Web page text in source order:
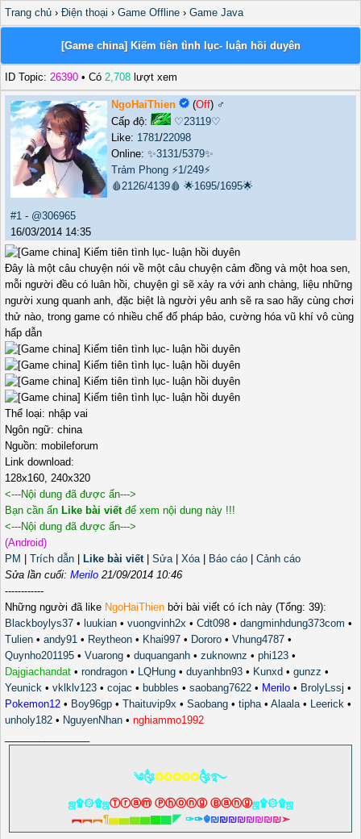
Trang chủ › Điện thoại › Game Offline › Game Java
[Game china] Kiếm tiên tình lục- luận hồi duyên
ID Topic: 26390 • Có 2,708 lượt xem
NgoHaiThien (Off) ♂️
Cấp độ:
♡23119♡
Like: 1781/22098
Online: ✨3131/5379✨
Trảm Phong ⚡1/249⚡
🩸2126/4139🩸 🌟1695/1695🌟
#1 - @306965
16/03/2014 14:35
Đây là một câu chuyện nói về một câu chuyện cảm đồng và một hoa sen,
mỗi người đều có luân hồi, chuyện gì sẽ xảy ra với anh chàng, liệu những
người xung quanh anh, đặc biệt là người yêu anh sẽ ra sao hãy cùng chơi
thử nào, trong game có nhiều chế đố pháp bảo, cường hóa vũ khí vô cùng
hấp dẫn
Thể loại: nhập vai
Ngôn ngữ: china
Nguồn: mobileforum
Link download:
128x160, 240x320
<---Nội dung đã được ẩn--->
Bạn cần ấn Like bài viếtđể xem nội dung này !!!
<---Nội dung đã được ẩn--->
(Android)
PM
Trích dẫn Like bài viết| Sửa| Xóa| Báo cáo
Cảnh cáo
Sửa lần cuối: Merilo 21/09/2014 10:46
------------
Những người đã like NgoHaiThien bởi bài viết có ích này (Tổng: 39):
Blackboylys37 • luukian • vuongvinh2x • Cdt098 • dangminhdung373com •
Tulien • andy91 • Reytheon • Khai997 • Dororo • Vhung4787 •
Quynho201195 • Vuarong • duquanganh • zuknownz • phi123 •
Dajgiachandat • rondragon • LQHung • duyanhbn93 • Kunxd • gunzz •
Yeunick • vklklv123 • cojac • bubbles • saobang7622 • Merilo • BrolyLssj •
Pokemon12 • Boy96gp • Thaituvip9x • Saobang • tipha• Alaala• Leerick •
unholy182 • NguyenNhan • nghiammo1992
༄༂✪✪✪✪✪༂࿐
ஜ۩۞۩ஜⓉⓡⓐⓜ Ⓟⓗⓞⓝⓖ Ⓑⓐⓝⓖஜ۩۞۩ஜ
︻︻︻¶▅▅▆▆▇▇◤ ✑✑☬₪₪₪₪₪₪₪₪➣